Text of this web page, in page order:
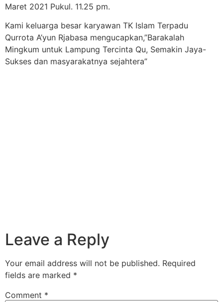
Maret 2021 Pukul. 11.25 pm.
Kami keluarga besar karyawan TK Islam Terpadu
Qurrota A’yun Rjabasa mengucapkan,”Barakalah
Mingkum untuk Lampung Tercinta Qu, Semakin Jaya-
Sukses dan masyarakatnya sejahtera”
Leave a Reply
Your email address will not be published. Required
fields are marked *
Comment *